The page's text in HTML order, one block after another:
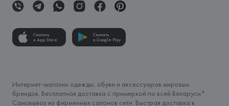
Скачать
в App Store
Скачать
в Google Play
Интернет-магазин одежды, обуви и аксессуаров мировых
брендов. Бесплатная доставка с примеркой по всей Беларуси*.
Самовывоз из фирменных салонов сети. Быстрая доставка в